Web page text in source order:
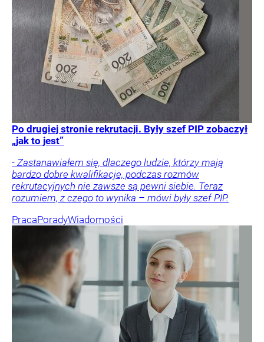
Po drugiej stronie rekrutacji. Były szef PIP zobaczył
„jak to jest”
- Zastanawiałem się, dlaczego ludzie, którzy mają
bardzo dobre kwalifikacje, podczas rozmów
rekrutacyjnych nie zawsze są pewni siebie. Teraz
rozumiem, z czego to wynika – mówi były szef PIP.
PracaPoradyWiadomości